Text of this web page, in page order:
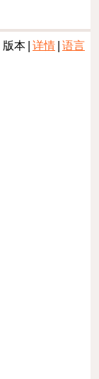
版本 | 详情 | 语言